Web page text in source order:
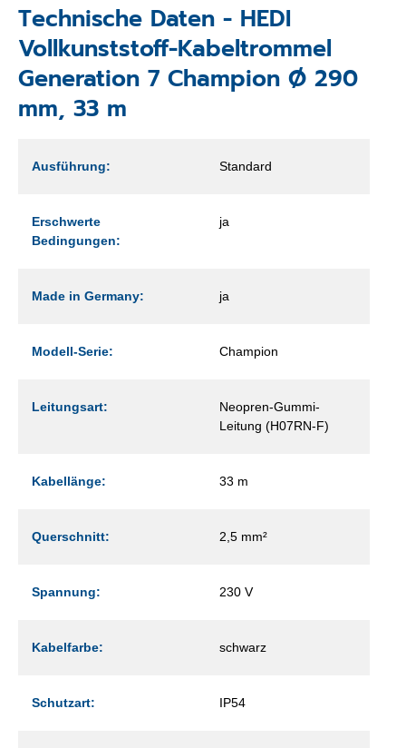
Technische Daten - HEDI
Vollkunststoff-Kabeltrommel
Generation 7 Champion Ø 290
mm, 33 m
Ausführung: Standard
Erschwerte
Bedingungen:
ja
Made in Germany: ja
Modell-Serie: Champion
Leitungsart:
Neopren-Gummi-
Leitung (H07RN-F)
Kabellänge: 33 m
Querschnitt: 2,5 mm²
Spannung: 230 V
Kabelfarbe: schwarz
Schutzart: IP54